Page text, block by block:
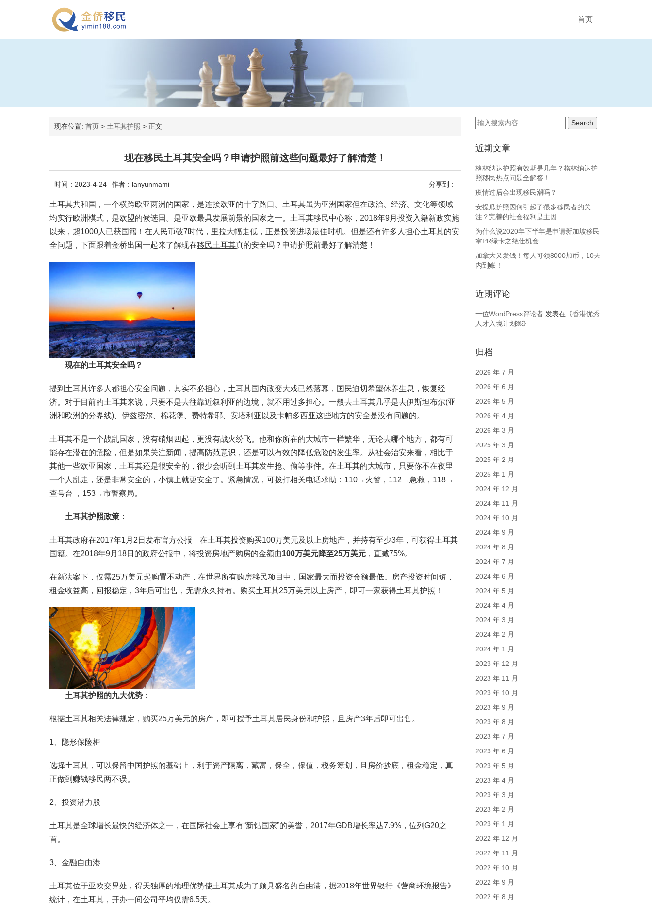
首页
现在位置: 首页 > 土耳其护照 > 正文
现在移民土耳其安全吗？申请护照前这些问题最好了解清楚！
时间：2023-4-24 作者：lanyunmami 分享到：
土耳其共和国，一个横跨欧亚两洲的国家，是连接欧亚的十字路口。土耳其虽为亚洲国家但在政治、经济、文化等领域
均实行欧洲模式，是欧盟的候选国。是亚欧最具发展前景的国家之一。土耳其移民中心称，2018年9月投资入籍新政实施
以来，超1000人已获国籍！在人民币破7时代，里拉大幅走低，正是投资进场最佳时机。但是还有许多人担心土耳其的安
全问题，下面跟着金桥出国一起来了解现在移民土耳其真的安全吗？申请护照前最好了解清楚！
现在的土耳其安全吗？
提到土耳其许多人都担心安全问题，其实不必担心，土耳其国内政变大戏已然落幕，国民迫切希望休养生息，恢复经
济。对于目前的土耳其来说，只要不是去往靠近叙利亚的边境，就不用过多担心。一般去土耳其几乎是去伊斯坦布尔(亚
洲和欧洲的分界线)、伊兹密尔、棉花堡、费特希耶、安塔利亚以及卡帕多西亚这些地方的安全是没有问题的。
土耳其不是一个战乱国家，没有硝烟四起，更没有战火纷飞。他和你所在的大城市一样繁华，无论去哪个地方，都有可
能存在潜在的危险，但是如果关注新闻，提高防范意识，还是可以有效的降低危险的发生率。从社会治安来看，相比于
其他一些欧亚国家，土耳其还是很安全的，很少会听到土耳其发生抢、偷等事件。在土耳其的大城市，只要你不在夜里
一个人乱走，还是非常安全的，小镇上就更安全了。紧急情况，可拨打相关电话求助：110→火警，112→急救，118→
查号台 ，153→市警察局。
土耳其护照政策：
土耳其政府在2017年1月2日发布官方公报：在土耳其投资购买100万美元及以上房地产，并持有至少3年，可获得土耳其
国籍。在2018年9月18日的政府公报中，将投资房地产购房的金额由100万美元降至25万美元 ，直减75%。
在新法案下，仅需25万美元起购置不动产，在世界所有购房移民项目中，国家最大而投资金额最低。房产投资时间短，
租金收益高，回报稳定，3年后可出售，无需永久持有。购买土耳其25万美元以上房产，即可一家获得土耳其护照！
土耳其护照的九大优势：
根据土耳其相关法律规定，购买25万美元的房产，即可授予土耳其居民身份和护照，且房产3年后即可出售。
1、隐形保险柜
选择土耳其，可以保留中国护照的基础上，利于资产隔离，藏富，保全，保值，税务筹划，且房价抄底，租金稳定，真
正做到赚钱移民两不误。
2、投资潜力股
土耳其是全球增长最快的经济体之一，在国际社会上享有“新钻国家”的美誉，2017年GDB增长率达7.9%，位列G20之
首。
3、金融自由港
土耳其位于亚欧交界处，得天独厚的地理优势使土耳其成为了颇具盛名的自由港，据2018年世界银行《营商环境报告》
统计，在土耳其，开办一间公司平均仅需6.5天。
近期文章
格林纳达护照有效期是几年？格林纳达护
照移民热点问题全解答！
疫情过后会出现移民潮吗？
安提瓜护照因何引起了很多移民者的关
注？完善的社会福利是主因
为什么说2020年下半年是申请新加坡移民
拿PR绿卡之绝佳机会
加拿大又发钱！每人可领8000加币，10天
内到账！
近期评论
一位WordPress评论者发表在《香港优秀
人才入境计划￼》
归档
2026 年 7 月
2026 年 6 月
2026 年 5 月
2026 年 4 月
2026 年 3 月
2025 年 3 月
2025 年 2 月
2025 年 1 月
2024 年 12 月
2024 年 11 月
2024 年 10 月
2024 年 9 月
2024 年 8 月
2024 年 7 月
2024 年 6 月
2024 年 5 月
2024 年 4 月
2024 年 3 月
2024 年 2 月
2024 年 1 月
2023 年 12 月
2023 年 11 月
2023 年 10 月
2023 年 9 月
2023 年 8 月
2023 年 7 月
2023 年 6 月
2023 年 5 月
2023 年 4 月
2023 年 3 月
2023 年 2 月
2023 年 1 月
2022 年 12 月
2022 年 11 月
2022 年 10 月
2022 年 9 月
2022 年 8 月